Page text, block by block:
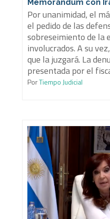
Memorándum con
Por unanimidad, el
el pedido de las
sobreseimiento de la
involucrados. A su
que la juzgará. La
presentada por el
PorTiempo Judicial